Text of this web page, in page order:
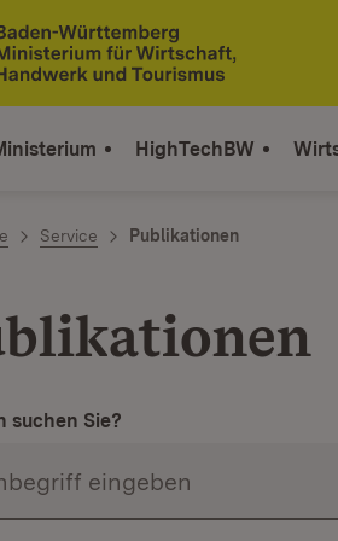
Startseite
HighTechBW
Service Publikationen
suchen Sie?